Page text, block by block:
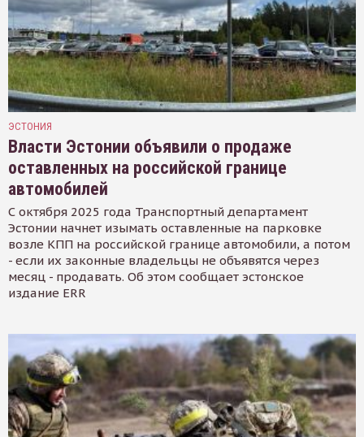
ЭСТОНИЯ
Власти Эстонии объявили о продаже
оставленных на российской границе
автомобилей
С октября 2025 года Транспортный департамент
Эстонии начнет изымать оставленные на парковке
возле КПП на российской границе автомобили, а потом
- если их законные владельцы не объявятся через
месяц - продавать. Об этом сообщает эстонское
издание ERR